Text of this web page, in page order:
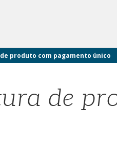
produto com pagamento único
de